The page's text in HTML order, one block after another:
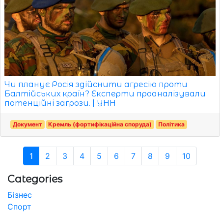
Чи планує Росія здійснити агресію проти
Балтійських країн? Експерти проаналізували
потенційні загрози. | УНН
Документ Кремль (фортифікаційна споруда) Політика
1 2 3 4 5 6 7 8 9 10
Categories
Бізнес
Спорт